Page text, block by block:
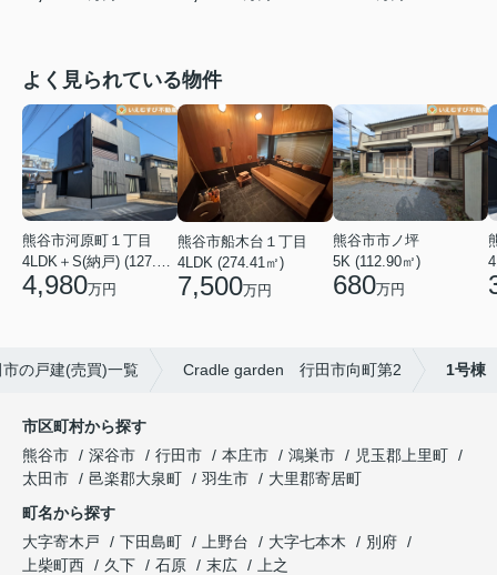
よく見られている物件
熊谷市河原町１丁目
4LDK＋S(納戸) (127.30㎡)
4,980万円
熊谷市船木台１丁目
4LDK (274.41㎡)
7,500万円
熊谷市市ノ坪
5K (112.90㎡)
680万円
市の戸建(売買)一覧 Cradle garden 行田市向町第2 1号棟
市区町村から探す
熊谷市
深谷市 行田市 本庄市 鴻巣市
児玉郡上里町
太田市
邑楽郡大泉町 羽生市
大里郡寄居町
町名から探す
大字寄木戸
下田島町 上野台 大字七本木
別府
上柴町西
久下 石原 末広
上之